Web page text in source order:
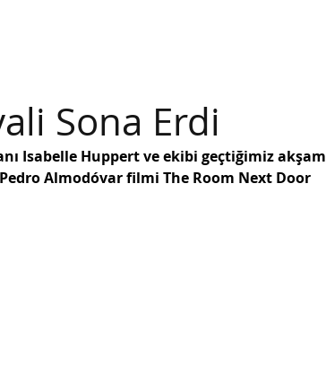
Sona Erdi
Isabelle Huppert ve ekibi geçtiğimiz akşam
Almodóvar filmi The Room Next Door